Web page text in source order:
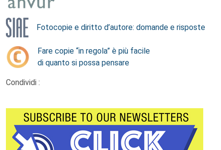
Fotocopie e diritto d’autore: domande e risposte
Fare copie “in regola” è più facile
di quanto si possa pensare
Condividi :